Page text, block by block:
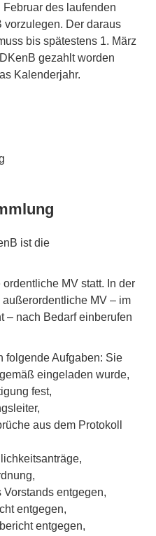
des laufenden
vorzulegen. Der daraus
bis spätestens 1. März
gezahlt worden
Kalenderjahr.
ist die
ordentliche MV statt. In der
MV – im
– nach Bedarf einberufen
folgende Aufgaben: Sie
eingeladen wurde,
fest,
aus dem Protokoll
entgegen,
entgegen,
entgegen,